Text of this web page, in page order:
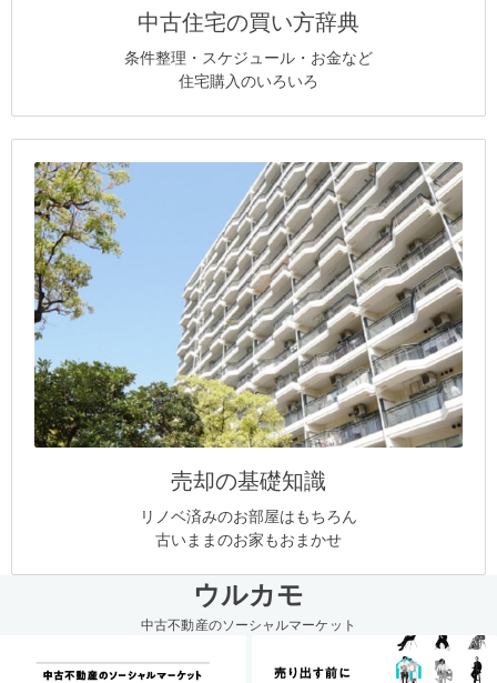
中古住宅の買い方辞典
条件整理・スケジュール・お金など
住宅購入のいろいろ
売却の基礎知識
リノベ済みのお部屋はもちろん
古いままのお家もおまかせ
ウルカモ
中古不動産のソーシャルマーケット